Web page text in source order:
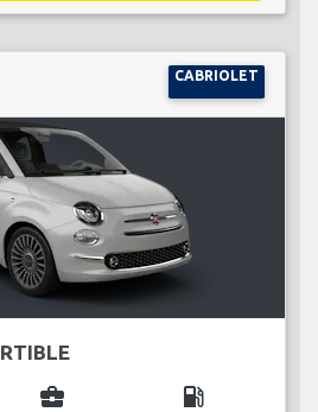
CABRIOLET
business_center local_gas_station